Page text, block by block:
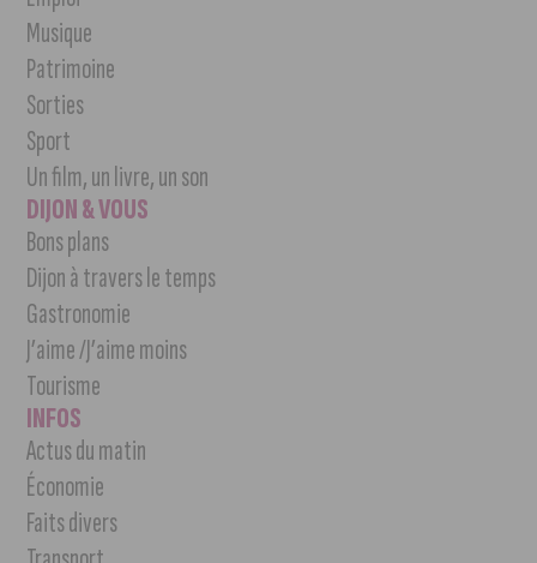
Musique
Patrimoine
Sorties
Sport
Un film, un livre, un son
DIJON & VOUS
Bons plans
Dijon à travers le temps
Gastronomie
J’aime /J’aime moins
Tourisme
INFOS
Actus du matin
Économie
Faits divers